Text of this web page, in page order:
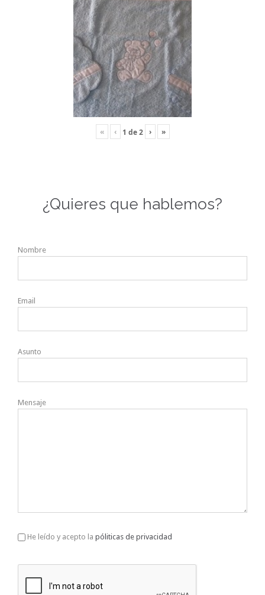
« ‹ 1 de2 › »
¿Quieres que hablemos?
Nombre
Email
Asunto
Mensaje
He leído y acepto la póliticas de privacidad